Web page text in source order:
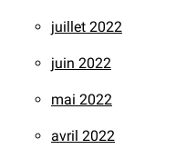
juillet 2022
juin 2022
mai 2022
avril 2022